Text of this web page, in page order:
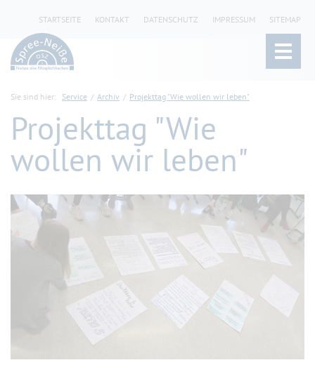
STARTSEITE KONTAKT DATENSCHUTZ IMPRESSUM SITEMAP
Sie sind hier: Service Archiv Projekttag "Wie wollen wir leben"
Projekttag "Wie
wollen wir leben"